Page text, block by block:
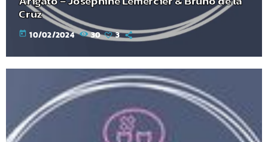
Cruz
today 10/02/2024 30 3